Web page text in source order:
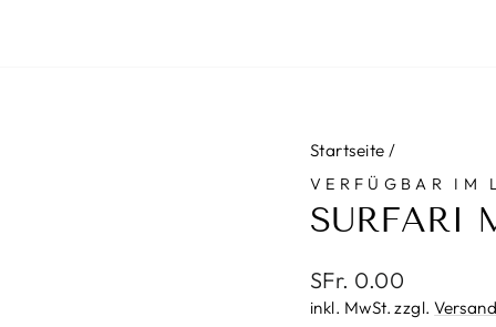
Startseite /
VERFÜGBAR IM
SURFARI
Normaler
Preis
SFr. 0.00
inkl. MwSt. zzgl.